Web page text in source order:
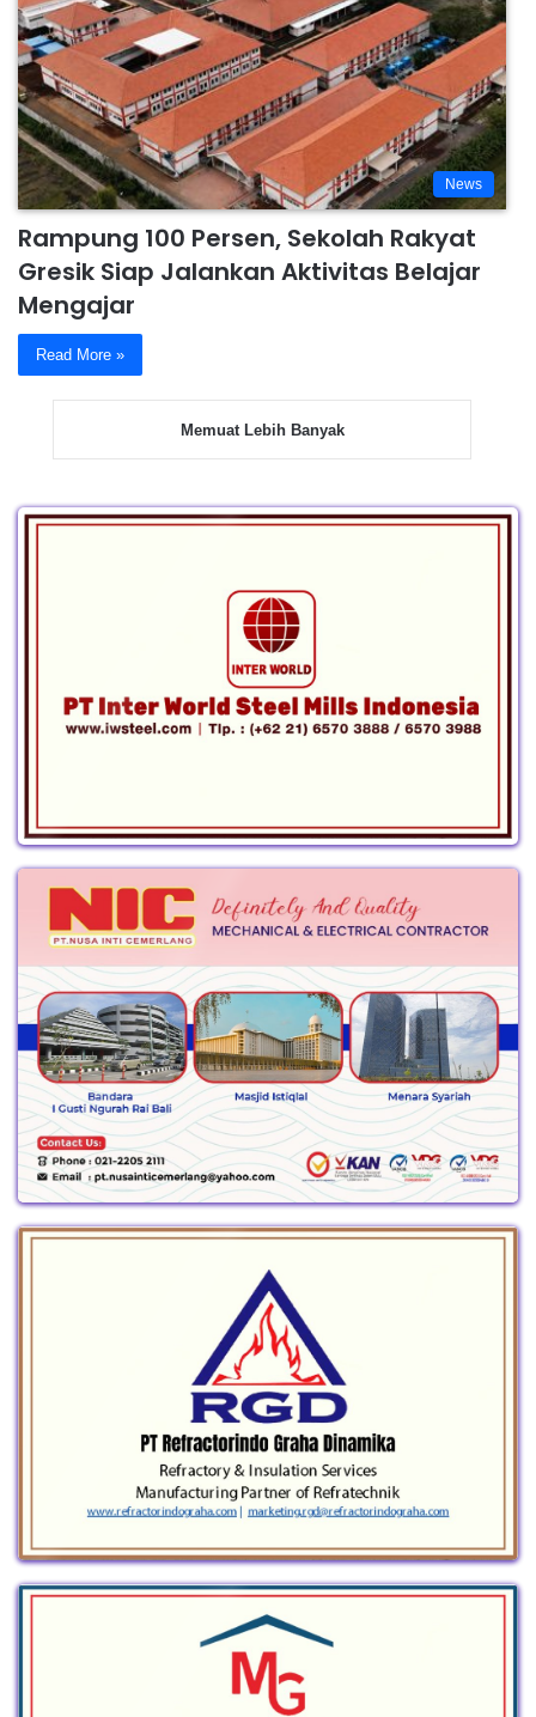
News
Rampung 100 Persen, Sekolah Rakyat
Gresik Siap Jalankan Aktivitas Belajar
Mengajar
Read More »
Memuat Lebih Banyak